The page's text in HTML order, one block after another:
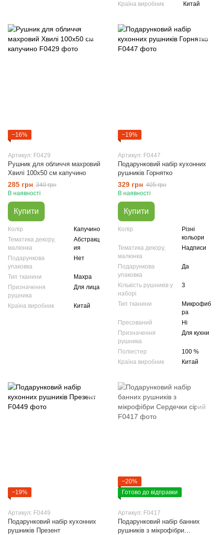
Країна виробник Китай
−16%
Артикул: F0429
Рушник для обличчя махровий
Хвилі 100х50 см капучино
285 грн 340 грн
В наявності
Купити
Колір
Капучино
Тематика декору,
малюнка
Абстракц
ия
Подарункова
упаковка
Нет
Тип тканини
Махра
Призначення
рушника
Для лица
Країна виробник Китай
−19%
Артикул: F0447
Подарунковий набір кухонних
рушників Горнятко
329 грн 405 грн
В наявності
Купити
Колір
Різні
кольори
Тематика декору,
малюнка
Надписи
Подарункова
упаковка
Да
Кількість рушників у
наборі
3
Тип тканини
Микрофиб
ра
Пресований
Ні
Призначення
рушника
Для кухни
Поліестер
100 %
Країна виробник
Китай
−19%
Артикул: F0449
Подарунковий набір кухонних
рушників Презент
−20%
Готово до відправки
Артикул: F0417
Подарунковий набір банних
рушників з мікрофібри